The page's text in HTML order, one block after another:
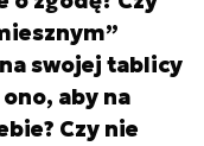
swojej tablicy
aby na
Czy nie